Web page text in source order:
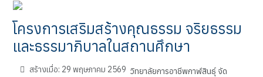
โครงการเสริมสร้างคุณธรรม จริยธรรม
และธรรมาภิบาลในสถานศึกษา
สร้างเมื่อ: 29 พฤษภาคม 2569 วิทยาลัยการอาชีพกาฬสินธุ์ จัด